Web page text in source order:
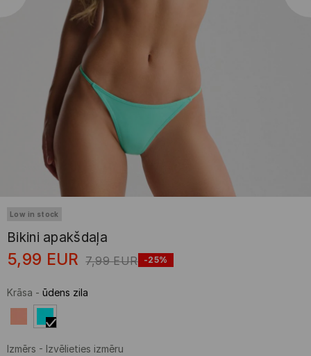
Low in stock
Bikini apakšdaļa
5,99 EUR 7,99 EUR -25%
Krāsa - ūdens zila
Izmērs - Izvēlieties izmēru